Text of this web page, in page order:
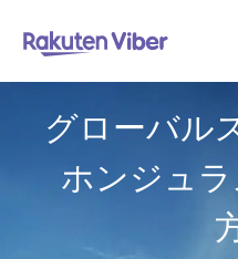
グローバル
ホンジュ